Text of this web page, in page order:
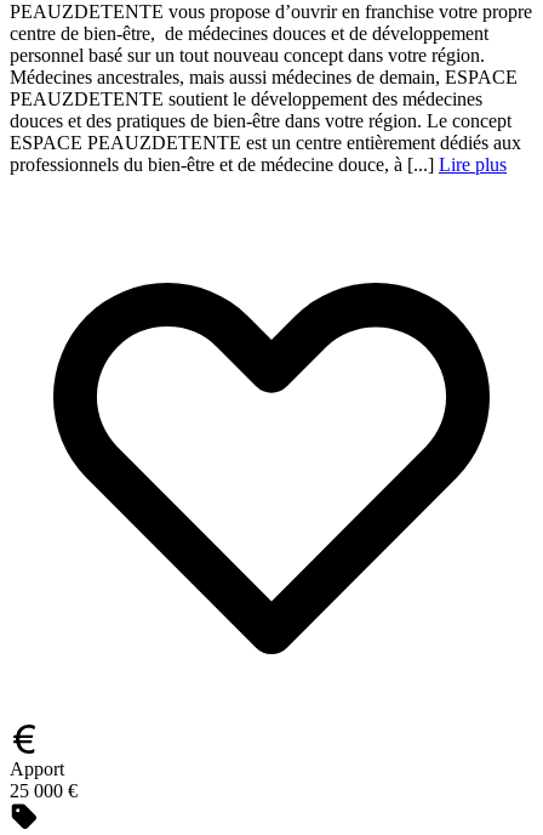
PEAUZDETENTE vous propose d’ouvrir en franchise votre propre
centre de bien-être, de médecines douces et de développement
personnel basé sur un tout nouveau concept dans votre région.
Médecines ancestrales, mais aussi médecines de demain, ESPACE
PEAUZDETENTE soutient le développement des médecines
douces et des pratiques de bien-être dans votre région. Le concept
ESPACE PEAUZDETENTE est un centre entièrement dédiés aux
professionnels du bien-être et de médecine douce, à [...] Lire plus
Apport
25 000 €